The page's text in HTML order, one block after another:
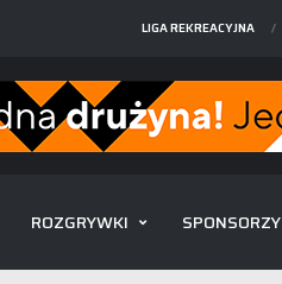
LIGA REKREACYJNA
ROZGRYWKI SPONSORZY